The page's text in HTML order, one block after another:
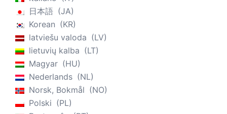
日本語
JA
Korean
KR
latviešu valoda
LV
lietuvių kalba
LT
Magyar
HU
Nederlands
NL
Norsk, Bokmål
NO
Polski
PL